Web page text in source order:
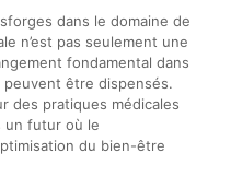
dans le domaine de
n’est pas seulement une
fondamental dans
être dispensés.
des pratiques médicales
un futur où le
du bien-être